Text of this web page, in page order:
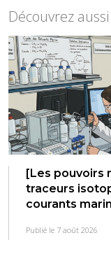
Découvrez aussi
[Les pouvoirs
traceurs
courants
Publié le 7 août 2026